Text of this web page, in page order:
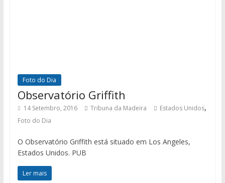
Foto do Dia
Observatório Griffith
14 Setembro, 2016 Tribuna da Madeira Estados Unidos,
Foto do Dia
O Observatório Griffith está situado em Los Angeles,
Estados Unidos. PUB
Ler mais